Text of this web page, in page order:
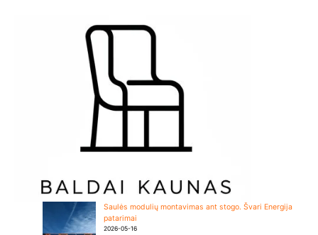
Saulės modulių montavimas ant stogo. Švari Energija
patarimai
2026-05-16